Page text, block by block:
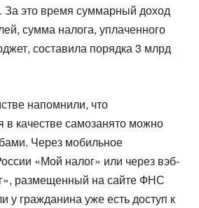
За это время суммарный доход
сумма налога, уплаченного
составила порядка 3 млрд
напомнили, что
в качестве самозанято можно
Через мобильное
«Мой налог» или через вэб-
размещенный на сайте ФНС
у гражданина уже есть доступ к